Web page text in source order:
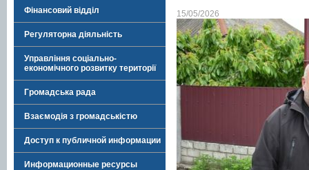
Фінансовий відділ
Регуляторна діяльність
Управління соціально-
економічного розвитку території
Громадська рада
Взаємодія з громадськістю
Доступ к публичной информации
Информационные ресурсы
15/05/2026